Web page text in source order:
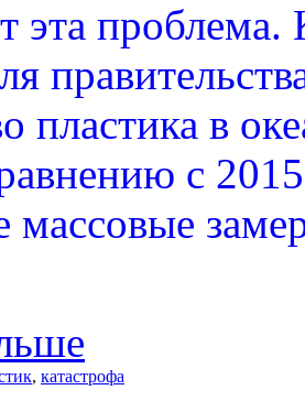
эта проблема.
пластика в
с
массовые
, катастрофа